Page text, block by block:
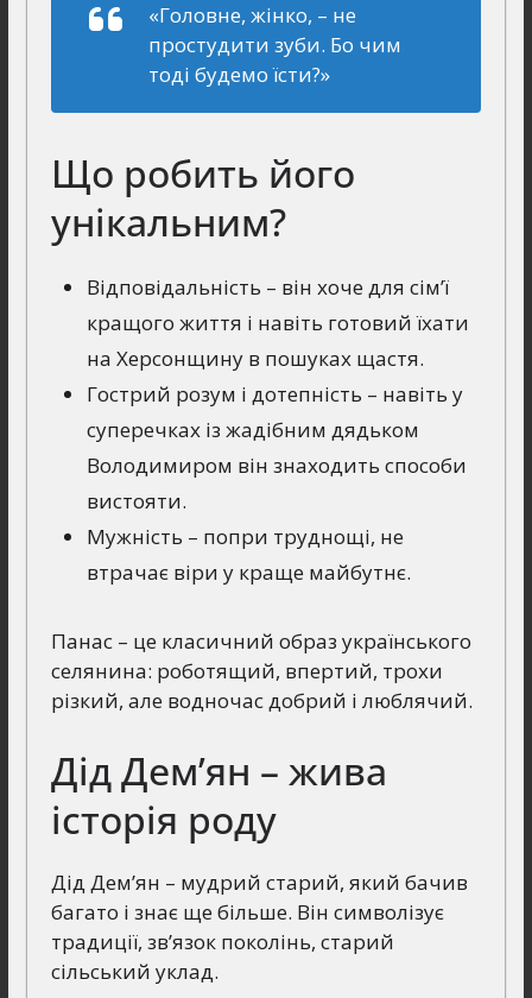
«Головне, жінко, – не
простудити зуби. Бо чим
тоді будемо їсти?»
Що робить його
унікальним?
Відповідальність – він хоче для сім’ї
кращого життя і навіть готовий їхати
на Херсонщину в пошуках щастя.
Гострий розум і дотепність – навіть у
суперечках із жадібним дядьком
Володимиром він знаходить способи
вистояти.
Мужність – попри труднощі, не
втрачає віри у краще майбутнє.
Панас – це класичний образ українського
селянина: роботящий, впертий, трохи
різкий, але водночас добрий і люблячий.
Дід Дем’ян – жива
історія роду
Дід Дем’ян – мудрий старий, який бачив
багато і знає ще більше. Він символізує
традиції, зв’язок поколінь, старий
сільський уклад.